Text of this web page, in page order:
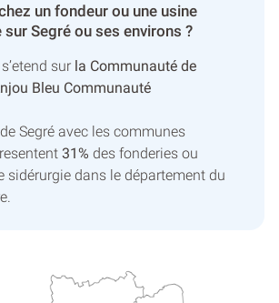
un fondeur ou une usine
Segré ou ses environs ?
sur la Communauté de
Bleu Communauté
Segré avec les communes
31% des fonderies ou
sidérurgie dans le département du